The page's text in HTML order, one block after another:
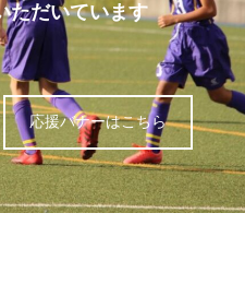
ただいています
応援バナーはこちら